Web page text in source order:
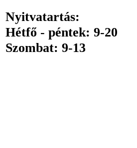
Nyitvatartás:
Hétfő - péntek: 9-20
Szombat: 9-13